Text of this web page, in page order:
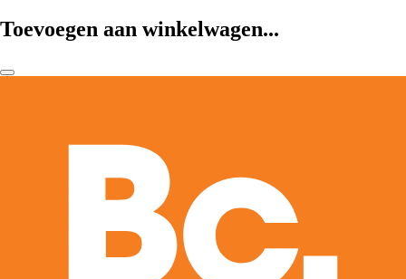
Toevoegen aan winkelwagen...